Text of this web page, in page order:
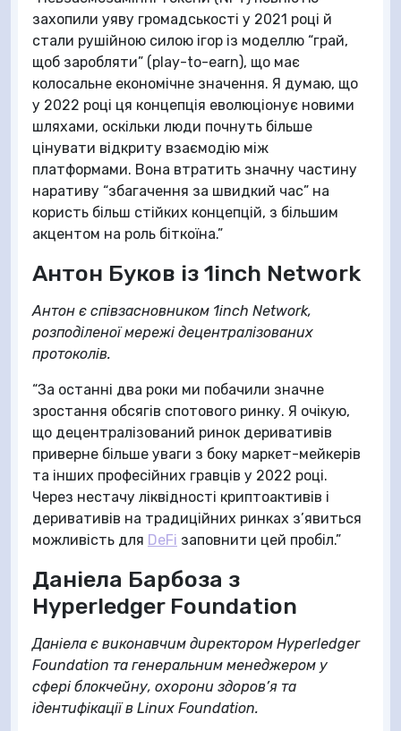
захопили уяву громадськості у 2021 році й
стали рушійною силою ігор із моделлю “грай,
щоб заробляти” (play-to-earn), що має
колосальне економічне значення. Я думаю, що
у 2022 році ця концепція еволюціонує новими
шляхами, оскільки люди почнуть більше
цінувати відкриту взаємодію між
платформами. Вона втратить значну частину
наративу “збагачення за швидкий час” на
користь більш стійких концепцій, з більшим
акцентом на роль біткоїна.”
Антон Буков із 1inch Network
Антон є співзасновником 1inch Network,
розподіленої мережі децентралізованих
протоколів.
“За останні два роки ми побачили значне
зростання обсягів спотового ринку. Я очікую,
що децентралізований ринок деривативів
приверне більше уваги з боку маркет-мейкерів
та інших професійних гравців у 2022 році.
Через нестачу ліквідності криптоактивів і
деривативів на традиційних ринках з’явиться
можливість для DeFi заповнити цей пробіл.”
Даніела Барбоза з
Hyperledger Foundation
Даніела є виконавчим директором Hyperledger
Foundation та генеральним менеджером у
сфері блокчейну, охорони здоров’я та
ідентифікації в Linux Foundation.